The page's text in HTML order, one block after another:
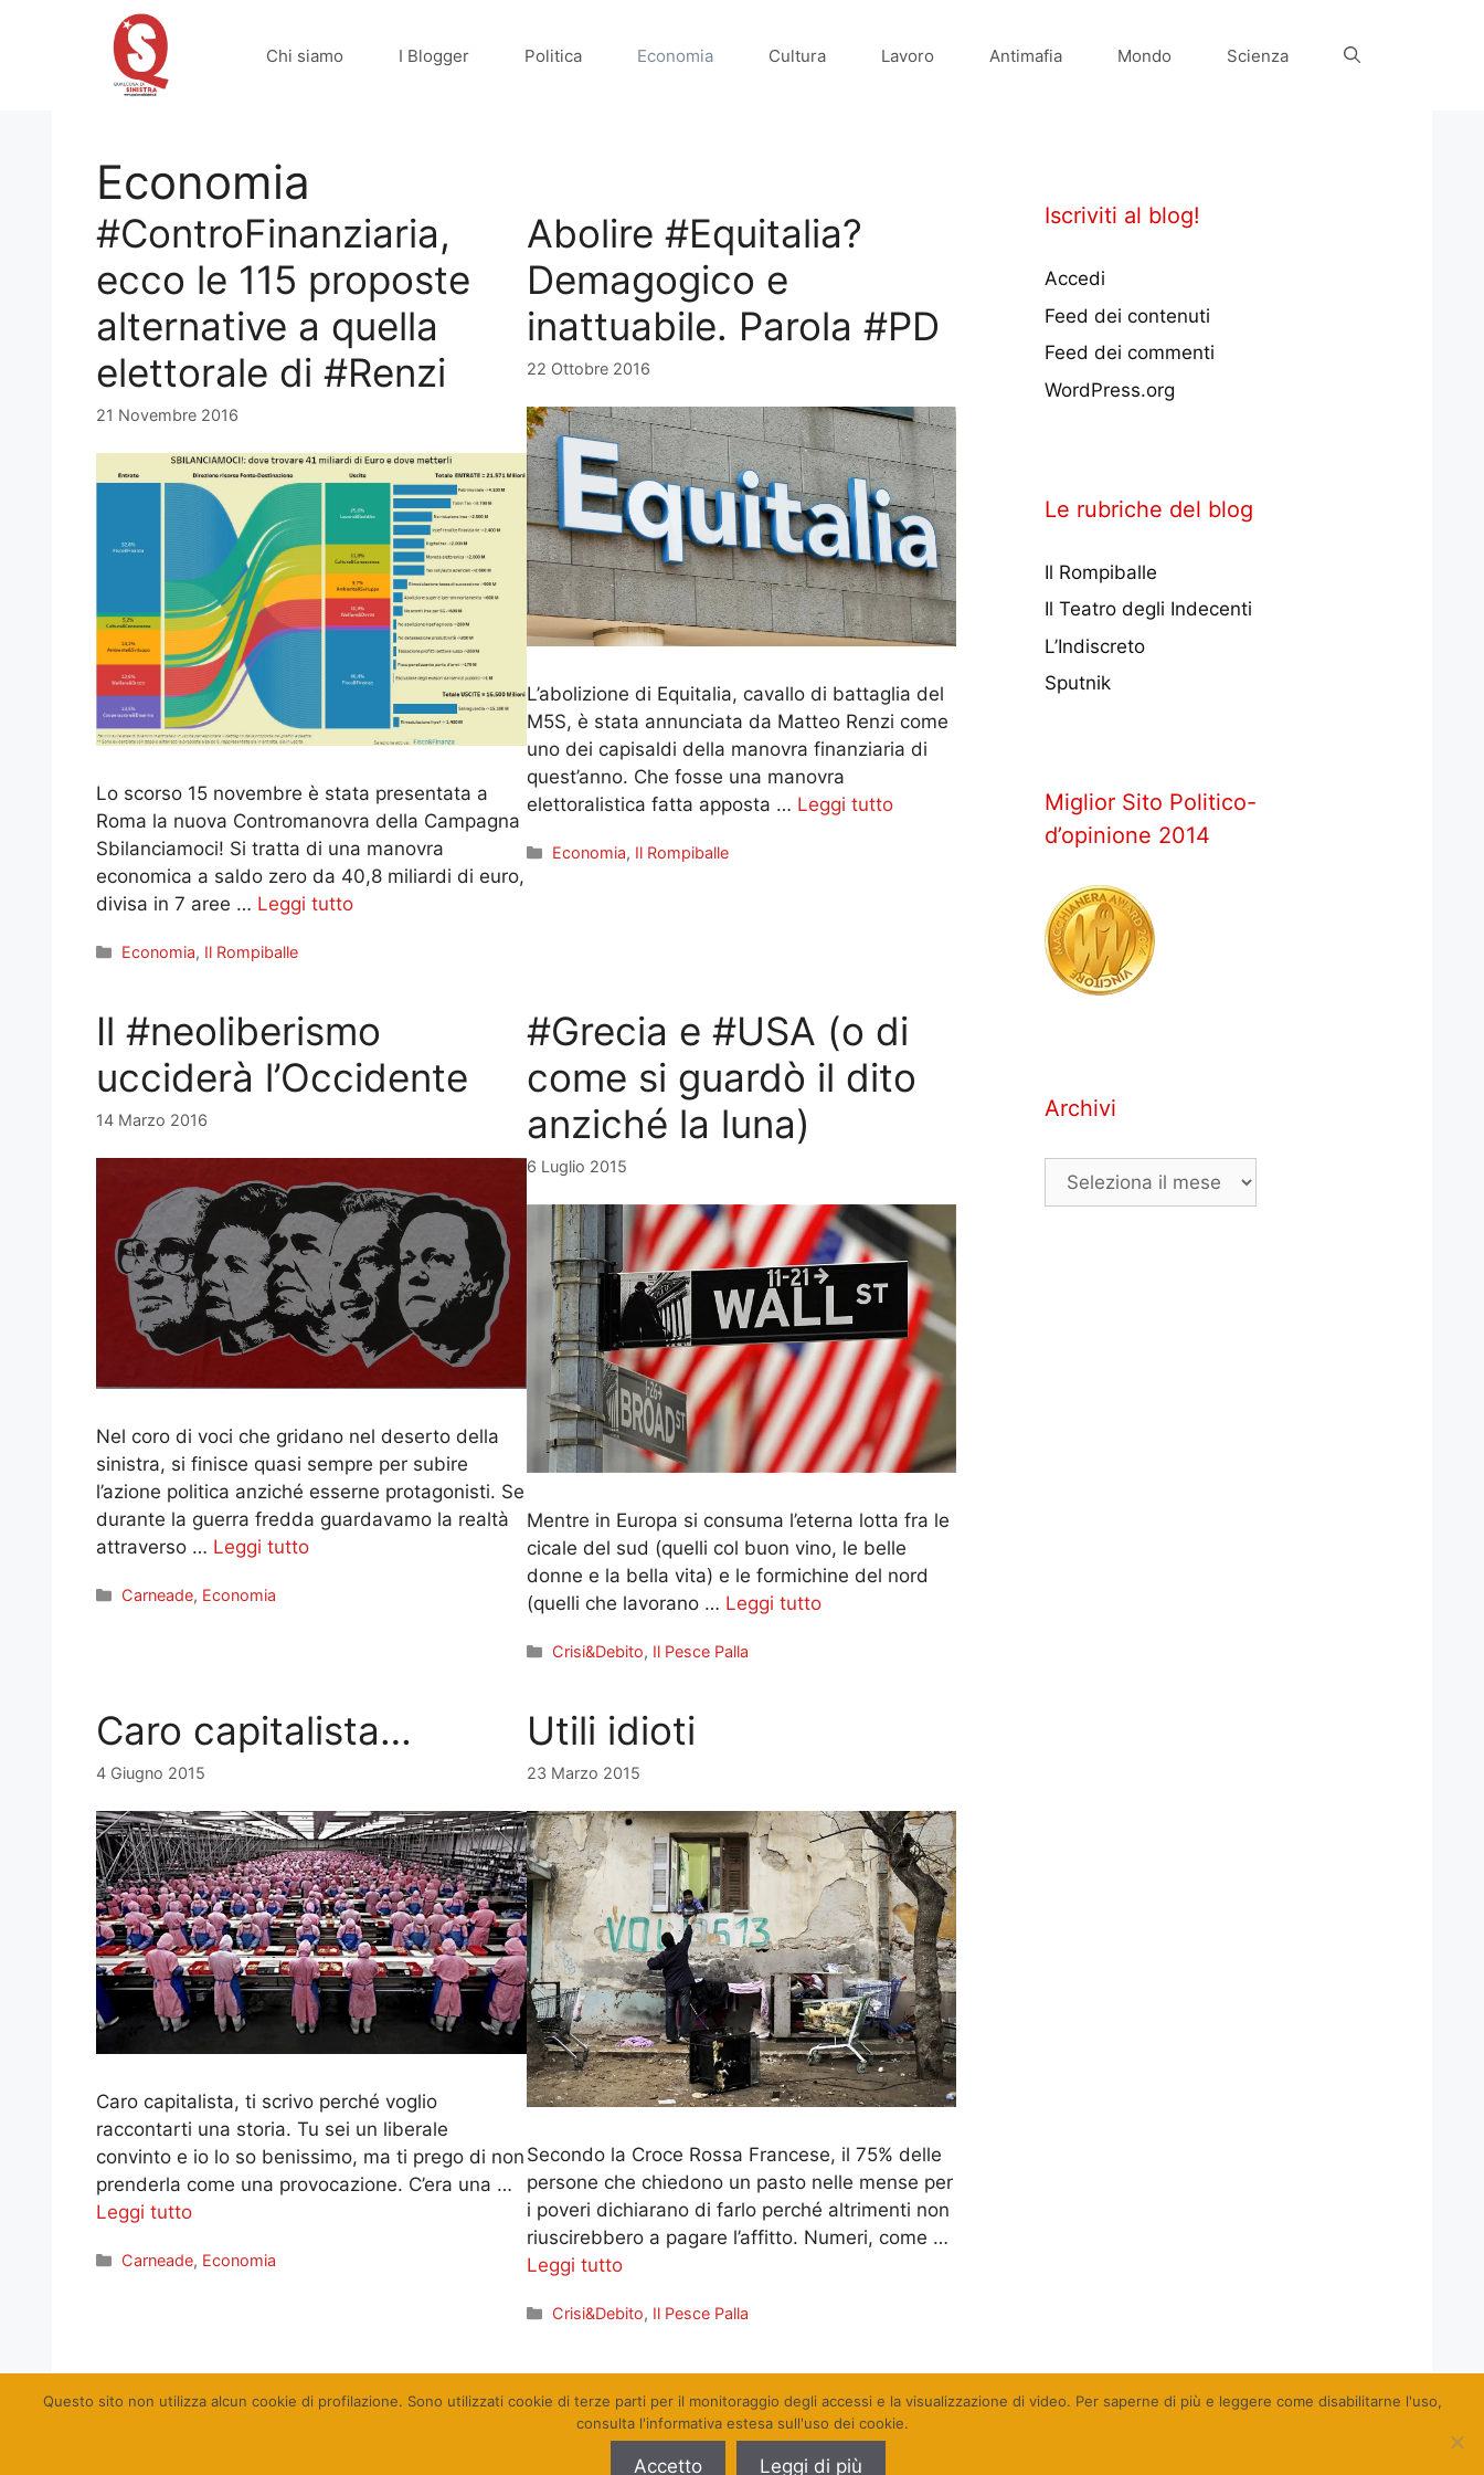
Chi siamo I Blogger Politica Economia Cultura Lavoro Antimafia Mondo Scienza
Economia
#ControFinanziaria,
ecco le 115 proposte
alternative a quella
elettorale di #Renzi
21 Novembre 2016
Lo scorso 15 novembre è stata presentata a
Roma la nuova Contromanovra della Campagna
Sbilanciamoci! Si tratta di una manovra
economica a saldo zero da 40,8 miliardi di euro,
divisa in 7 aree … Leggi tutto
Categorie
Economia, Il Rompiballe
Abolire #Equitalia?
Demagogico e
inattuabile. Parola #PD
22 Ottobre 2016
L’abolizione di Equitalia, cavallo di battaglia del
M5S, è stata annunciata da Matteo Renzi come
uno dei capisaldi della manovra finanziaria di
quest’anno. Che fosse una manovra
elettoralistica fatta apposta … Leggi tutto
Categorie
Economia, Il Rompiballe
Il #neoliberismo
ucciderà l’Occidente
14 Marzo 2016
Nel coro di voci che gridano nel deserto della
sinistra, si finisce quasi sempre per subire
l’azione politica anziché esserne protagonisti. Se
durante la guerra fredda guardavamo la realtà
attraverso … Leggi tutto
Categorie
Carneade, Economia
#Grecia e #USA (o di
come si guardò il dito
anziché la luna)
6 Luglio 2015
Mentre in Europa si consuma l’eterna lotta fra le
cicale del sud (quelli col buon vino, le belle
donne e la bella vita) e le formichine del nord
(quelli che lavorano … Leggi tutto
Categorie
Crisi&Debito, Il Pesce Palla
Caro capitalista…
4 Giugno 2015
Caro capitalista, ti scrivo perché voglio
raccontarti una storia. Tu sei un liberale
convinto e io lo so benissimo, ma ti prego di non
prenderla come una provocazione. C’era una …
Leggi tutto
Categorie
Carneade, Economia
Utili idioti
23 Marzo 2015
Secondo la Croce Rossa Francese, il 75% delle
persone che chiedono un pasto nelle mense per
i poveri dichiarano di farlo perché altrimenti non
riuscirebbero a pagare l’affitto. Numeri, come …
Leggi tutto
Categorie
Crisi&Debito, Il Pesce Palla
Iscriviti al blog!
Accedi
Feed dei contenuti
Feed dei commenti
WordPress.org
Le rubriche del blog
Il Rompiballe
Il Teatro degli Indecenti
L’Indiscreto
Sputnik
Miglior Sito Politico-
d’opinione 2014
Archivi
Archivi
Questo sito non utilizza alcun cookie di profilazione. Sono utilizzati cookie di terze parti per il monitoraggio degli accessi e la visualizzazione di video. Per saperne di più e leggere come disabilitarne l'uso,
consulta l'informativa estesa sull'uso dei cookie.
Accetto Leggi di più